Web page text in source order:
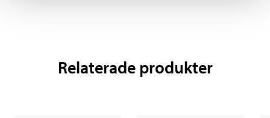
Relaterade produkter